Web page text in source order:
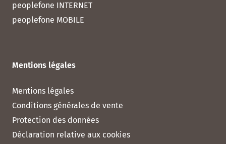
peoplefone INTERNET
peoplefone MOBILE
Mentions légales
Mentions légales
Conditions générales de vente
Protection des données
Déclaration relative aux cookies